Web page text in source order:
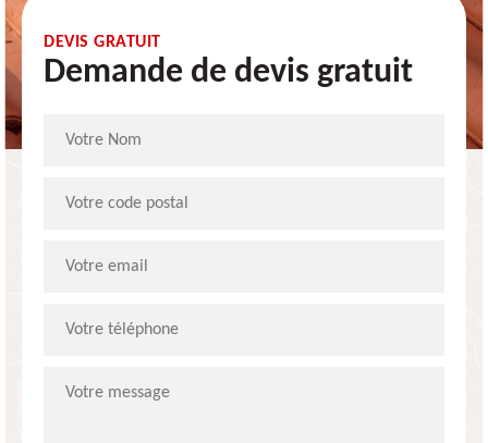
DEVIS GRATUIT
Demande de devis gratuit